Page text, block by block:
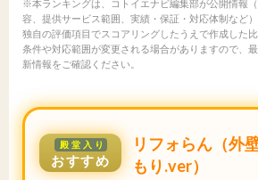
※本ランキングは、コトイエナビ編集部が公開情報
容、提供サービス範囲、実績・保証・対応体制など
独自の評価項目でスコアリングしたうえで作成した
条件や対応範囲が変更される場合がありますので、
新情報をご確認ください。
殿堂入り
おすすめ
リフォらん（外
もり.ver）